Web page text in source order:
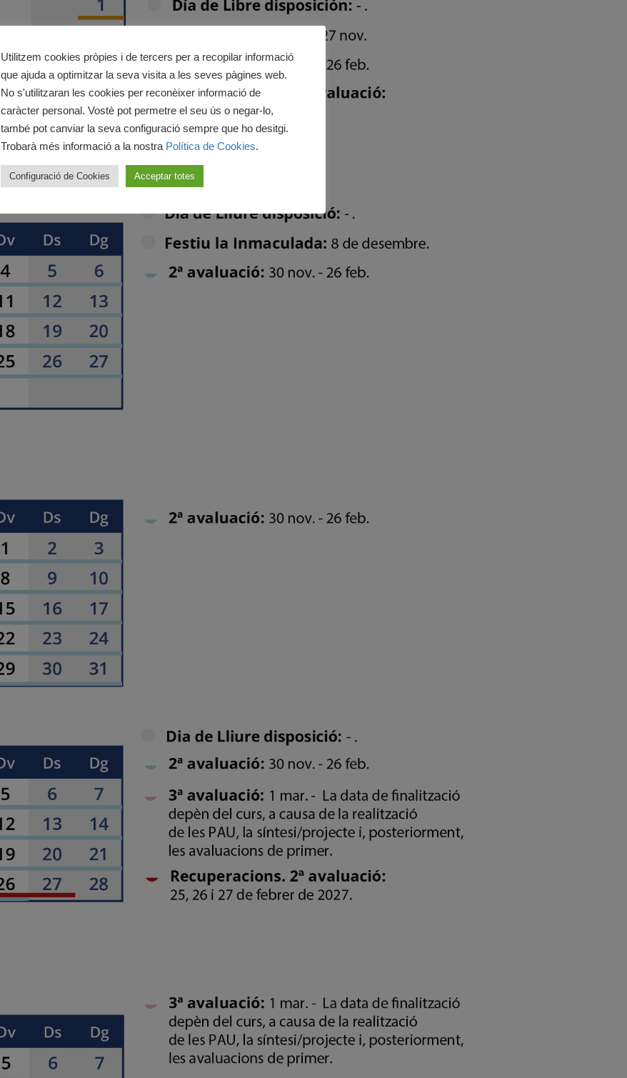
Utilitzem cookies pròpies i de tercers per a recopilar informació
que ajuda a optimitzar la seva visita a les seves pàgines web.
No s'utilitzaran les cookies per reconèixer informació de
caràcter personal. Vostè pot permetre el seu ús o negar-lo,
també pot canviar la seva configuració sempre que ho desitgi.
Trobarà més informació a la nostra Política de Cookies.
Configuració de Cookies Acceptar totes